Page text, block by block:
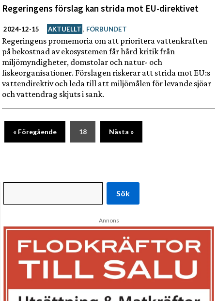
Regeringens förslag kan strida mot EU-direktivet
2024-12-15 AKTUELLT , FÖRBUNDET
Regeringens promemoria om att prioritera vattenkraften
på bekostnad av ekosystemen får hård kritik från
miljömyndigheter, domstolar och natur- och
fiskeorganisationer. Förslagen riskerar att strida mot EU:s
vattendirektiv och leda till att miljömålen för levande sjöar
och vattendrag skjuts i sank.
« Föregående 18 Nästa »
Sök
Annons